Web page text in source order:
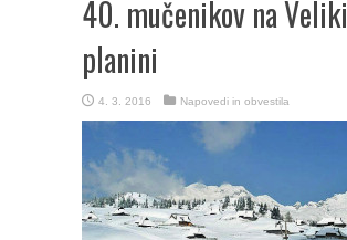
40. mučenikov na Veliki
planini
4. 3. 2016 Napovedi in obvestila